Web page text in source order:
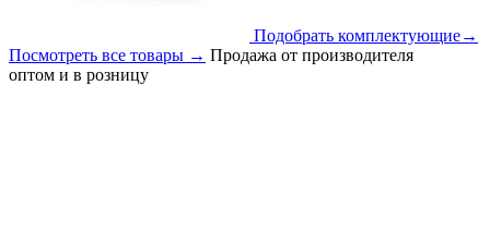
Подобрать комплектующие→
Посмотреть все товары → Продажа от производителя
оптом и в розницу